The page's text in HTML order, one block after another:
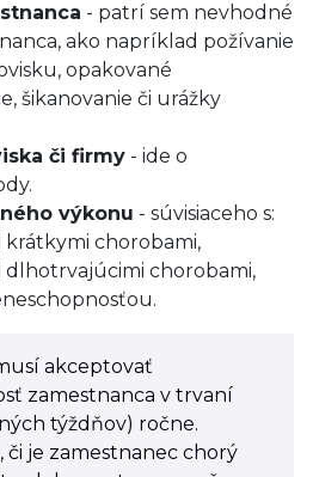
- patrí sem nevhodné
ako napríklad požívanie
opakované
šikanovanie či urážky
či firmy - ide o
výkonu - súvisiaceho s:
krátkymi chorobami,
dlhotrvajúcimi chorobami,
akceptovať
zamestnanca v trvaní
týždňov) ročne.
či je zamestnanec chorý